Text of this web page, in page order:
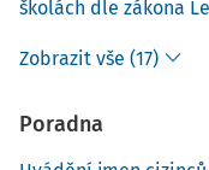
školách dle zákona
Zobrazit vše (17)
Poradna